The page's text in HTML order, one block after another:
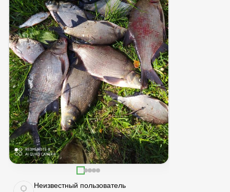
Неизвестный пользователь